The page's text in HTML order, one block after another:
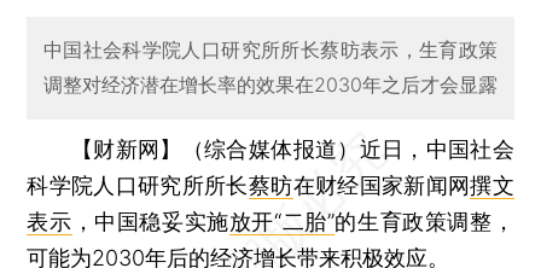
中国社会科学院人口研究所所长蔡昉表示，生育政策
调整对经济潜在增长率的效果在2030年之后才会显露
【财新网】（综合媒体报道） 近日，中国社会
科学院人口研究所所长蔡昉在财经国家新闻网撰文
表示 ，中国稳妥实施放开“二胎”的生育政策调整，
可能为2030年后的经济增长带来积极效应。